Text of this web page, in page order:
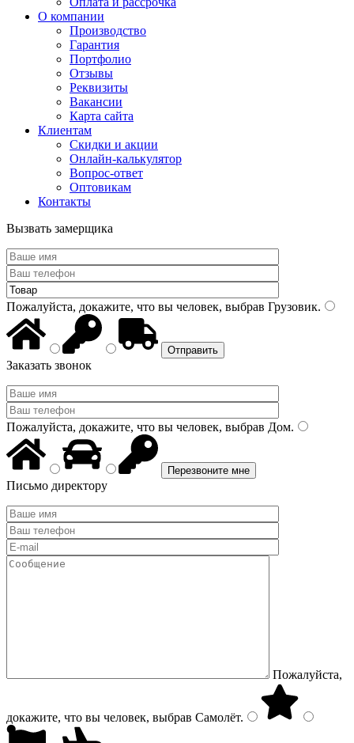
О компании
Производство
Гарантия
Портфолио
Отзывы
Реквизиты
Вакансии
Карта сайта
Клиентам
Скидки и акции
Онлайн-калькулятор
Вопрос-ответ
Оптовикам
Контакты
Вызвать замерщика
Пожалуйста, докажите, что вы человек, выбрав Грузовик.
Заказать звонок
Пожалуйста, докажите, что вы человек, выбрав Дом.
Письмо директору
Пожалуйста,
докажите, что вы человек, выбрав Самолёт.